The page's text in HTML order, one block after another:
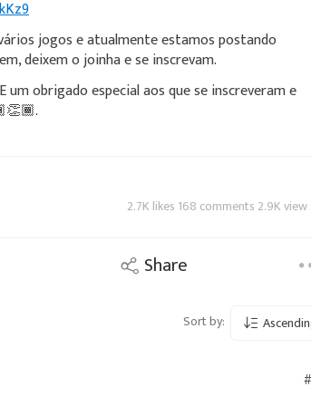
jogos e atualmente estamos postando
deixem o joinha e se inscrevam.
obrigado especial aos que se inscreveram e
2.7K likes 168 comments 2.9K view
Share
Sort by: